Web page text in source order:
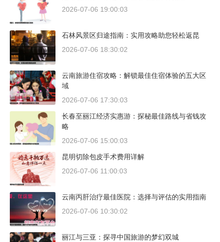
2026-07-06 19:00:03
石林风景区归途指南：实用攻略助您轻松返昆
2026-07-06 18:30:02
云南旅游住宿攻略：解锁最佳住宿体验的五大区
域
2026-07-06 17:30:03
长春至丽江经济实惠游：探秘最佳路线与省钱攻
略
2026-07-06 15:00:03
昆明切除包皮手术费用详解
2026-07-06 11:00:03
云南丙肝治疗最佳医院：选择与评估的实用指南
2026-07-06 10:30:02
丽江与三亚：探寻中国旅游的梦幻双城